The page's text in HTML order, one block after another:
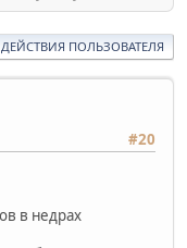
ДЕЙСТВИЯ ПОЛЬЗОВАТЕЛЯ
#20
в недрах